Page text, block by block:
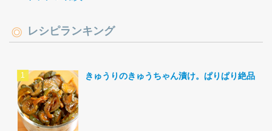
レシピランキング
きゅうりのきゅうちゃん漬け。ぱりぱり絶品。